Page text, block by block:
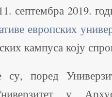
септембра 2019.
европских
кампуса коју
су, поред
у